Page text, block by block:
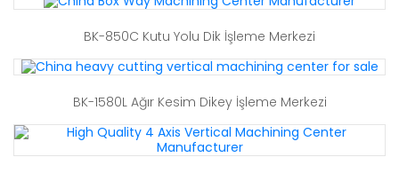
BK-850C Kutu Yolu Dik İşleme Merkezi
BK-1580L Ağır Kesim Dikey İşleme Merkezi